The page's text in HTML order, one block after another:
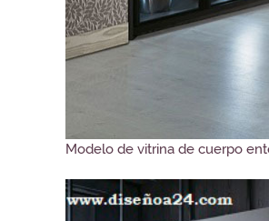
Modelo de vitrina de cuerpo